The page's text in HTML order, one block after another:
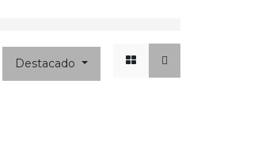
Destacado